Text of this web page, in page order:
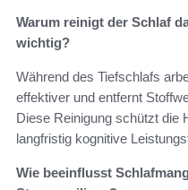
Warum reinigt der Schlaf
wichtig?
Während des Tiefschlafs
effektiver und entfernt
Diese Reinigung schützt die
langfristig kognitive
Wie beeinflusst